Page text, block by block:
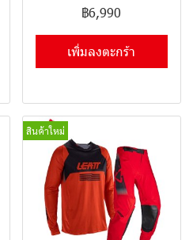
฿6,990
เพิ่มลงตะกร้า
สินค้าใหม่